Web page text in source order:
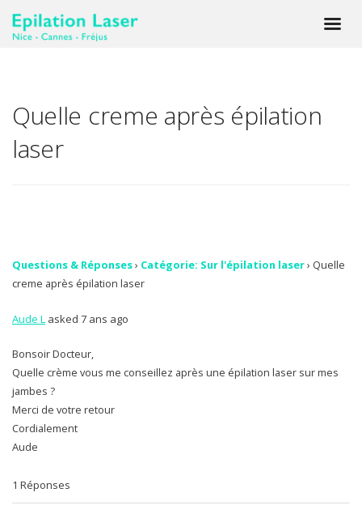
Quelle creme après épilation
laser
Questions & Réponses› Catégorie: Sur l'épilation laser› Quelle
creme après épilation laser
Aude L asked 7 ans ago
Bonsoir Docteur,
Quelle crème vous me conseillez après une épilation laser sur mes
jambes ?
Merci de votre retour
Cordialement
Aude
1 Réponses